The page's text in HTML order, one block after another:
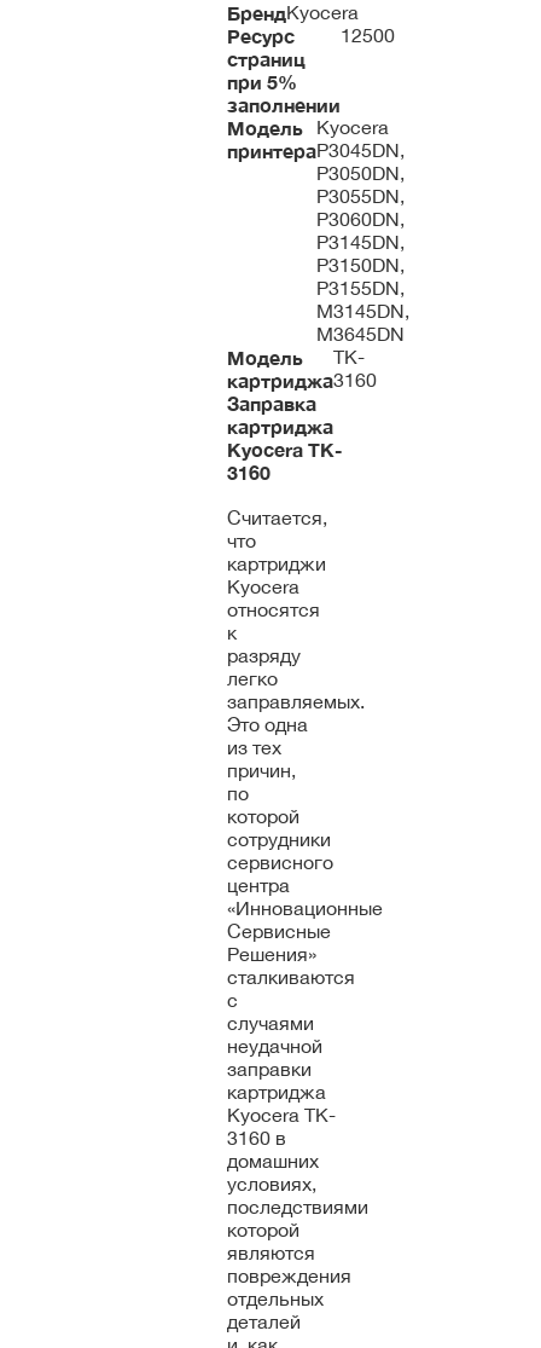
БрендKyocera
Ресурс
страниц
при 5%
заполнении
12500
Модель
принтера
Kyocera
P3045DN,
P3050DN,
P3055DN,
P3060DN,
P3145DN,
P3150DN,
P3155DN,
M3145DN,
M3645DN
Модель
картриджа
TK-
3160
Заправка
картриджа
Kyocera TK-
3160
Считается,
что
картриджи
Kyocera
относятся
к
разряду
легко
заправляемых.
Это одна
из тех
причин,
по
которой
сотрудники
сервисного
центра
«Инновационные
Сервисные
Решения»
сталкиваются
с
случаями
неудачной
заправки
картриджа
Kyocera TK-
3160 в
домашних
условиях,
последствиями
которой
являются
повреждения
отдельных
деталей